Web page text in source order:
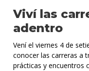
Viví las
adentro
Vení el viernes 4 de
conocer las carreras a
prácticas y encuentros